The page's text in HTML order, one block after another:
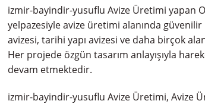
izmir-bayindir-yusuflu Avize Üretimi yapan
yelpazesiyle avize üretimi alanında
avizesi, tarihi yapı avizesi ve daha birçok
Her projede özgün tasarım anlayışıyla
devam etmektedir.
izmir-bayindir-yusuflu Avize Üretimi, Avize